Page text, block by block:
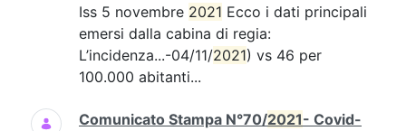
Iss 5 novembre 2021 Ecco i dati principali
emersi dalla cabina di regia:
L’incidenza...-04/11/2021) vs 46 per
100.000 abitanti...
Comunicato Stampa N°70/2021- Covid-